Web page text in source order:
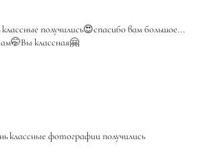
получились😍спасибо вам большое...
классная🤗
классные фотографии получились